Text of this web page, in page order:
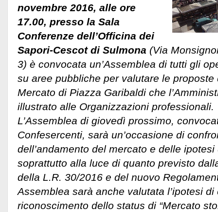
novembre 2016, alle ore
17.00, presso la Sala
Conferenze dell’Officina dei
Sapori-Cescot di Sulmona (Via
3) è convocata un’Assemblea di tutti gli
su aree pubbliche per valutare le
Mercato di Piazza Garibaldi che
illustrato alle Organizzazioni professionali.
L’Assemblea di giovedì prossimo,
Confesercenti, sarà un’occasione di
dell’andamento del mercato e delle
soprattutto alla luce di quanto previsto
della L.R. 30/2016 e del nuovo
Assemblea sarà anche valutata l’ipotesi di
riconoscimento dello status di “Mercato